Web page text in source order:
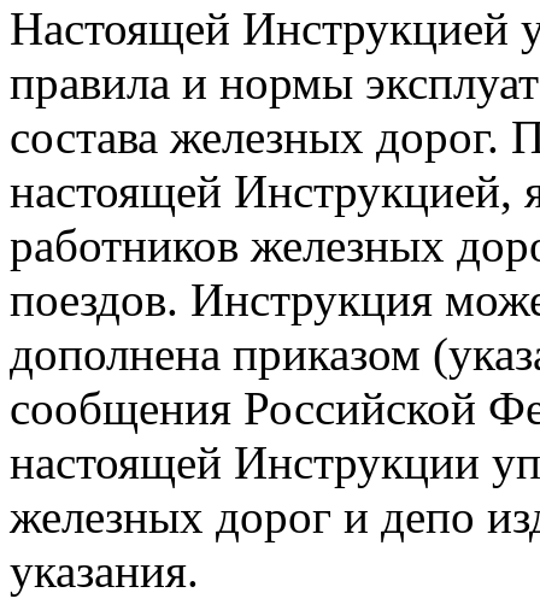
Настоящей Инструкцией
правила и нормы
состава железных дорог.
настоящей Инструкцией,
работников железных
поездов. Инструкция
дополнена приказом
сообщения Российской
настоящей Инструкции
железных дорог и депо
указания.